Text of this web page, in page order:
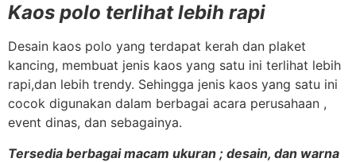
Kaos polo terlihat lebih rapi
Desain kaos polo yang terdapat kerah dan plaket
kancing, membuat jenis kaos yang satu ini terlihat lebih
rapi,dan lebih trendy. Sehingga jenis kaos yang satu ini
cocok digunakan dalam berbagai acara perusahaan ,
event dinas, dan sebagainya.
Tersedia berbagai macam ukuran ; desain, dan warna